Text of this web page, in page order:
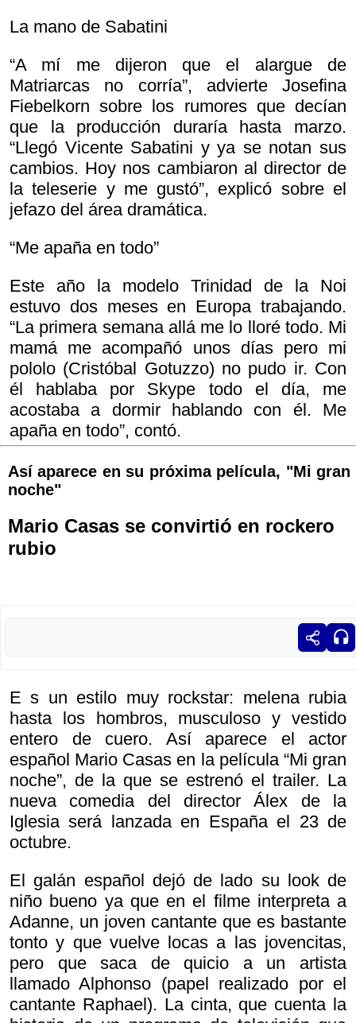
La mano de Sabatini
“A mí me dijeron que el alargue de
Matriarcas no corría”, advierte Josefina
Fiebelkorn sobre los rumores que decían
que la producción duraría hasta marzo.
“Llegó Vicente Sabatini y ya se notan sus
cambios. Hoy nos cambiaron al director de
la teleserie y me gustó”, explicó sobre el
jefazo del área dramática.
“Me apaña en todo”
Este año la modelo Trinidad de la Noi
estuvo dos meses en Europa trabajando.
“La primera semana allá me lo lloré todo. Mi
mamá me acompañó unos días pero mi
pololo (Cristóbal Gotuzzo) no pudo ir. Con
él hablaba por Skype todo el día, me
acostaba a dormir hablando con él. Me
apaña en todo”, contó.
Así aparece en su próxima película, "Mi gran
noche"
Mario Casas se convirtió en rockero
rubio
E s un estilo muy rockstar: melena rubia
hasta los hombros, musculoso y vestido
entero de cuero. Así aparece el actor
español Mario Casas en la película “Mi gran
noche”, de la que se estrenó el trailer. La
nueva comedia del director Álex de la
Iglesia será lanzada en España el 23 de
octubre.
El galán español dejó de lado su look de
niño bueno ya que en el filme interpreta a
Adanne, un joven cantante que es bastante
tonto y que vuelve locas a las jovencitas,
pero que saca de quicio a un artista
llamado Alphonso (papel realizado por el
cantante Raphael). La cinta, que cuenta la